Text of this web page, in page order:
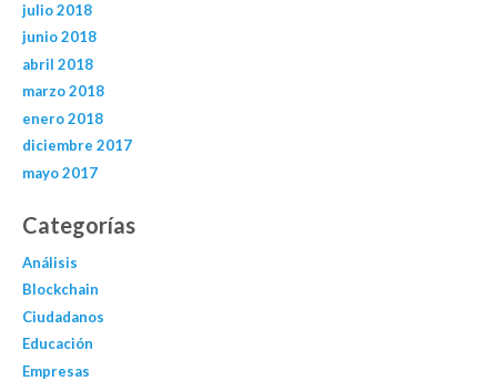
julio 2018
junio 2018
abril 2018
marzo 2018
enero 2018
diciembre 2017
mayo 2017
Categorías
Análisis
Blockchain
Ciudadanos
Educación
Empresas